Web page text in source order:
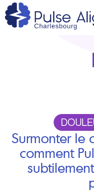
Aller
au
Surmonter le
comment